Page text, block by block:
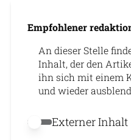
Empfohlener
An dieser Stelle
Inhalt, der den
ihn sich mit einem
und wieder
Externer Inhalt
Externer Inhalt